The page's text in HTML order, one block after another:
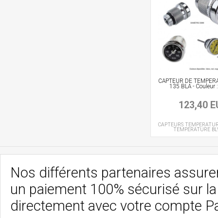
CAPTEUR DE
135 BLA - Couleur
123,40
CAPTEURS
TEMPERATURE
Nos différents partenaires
un paiement 100% sécurisé sur
directement avec votre compte